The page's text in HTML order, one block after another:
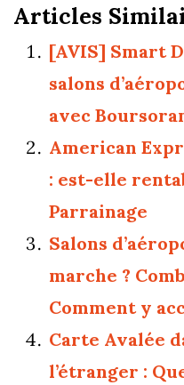
Articles
[AVIS] Smart
salons
avec
American
: est-elle
Parrainage
Salons
marche ?
Comment y
Carte Avalée
l’étranger :